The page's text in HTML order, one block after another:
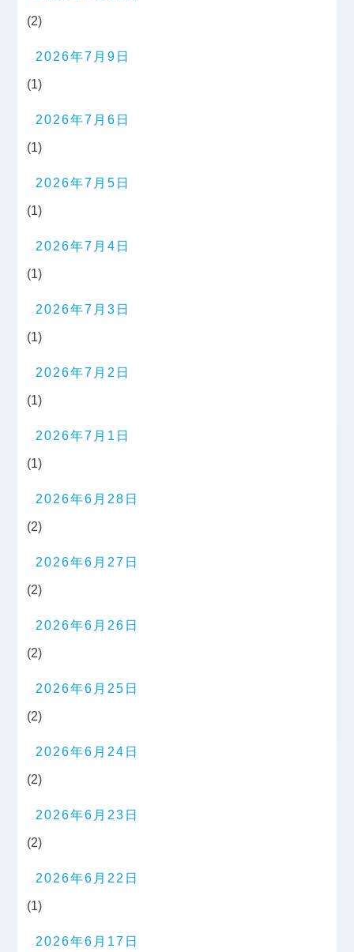
(2)
2026年7月9日
(1)
2026年7月6日
(1)
2026年7月5日
(1)
2026年7月4日
(1)
2026年7月3日
(1)
2026年7月2日
(1)
2026年7月1日
(1)
2026年6月28日
(2)
2026年6月27日
(2)
2026年6月26日
(2)
2026年6月25日
(2)
2026年6月24日
(2)
2026年6月23日
(2)
2026年6月22日
(1)
2026年6月17日